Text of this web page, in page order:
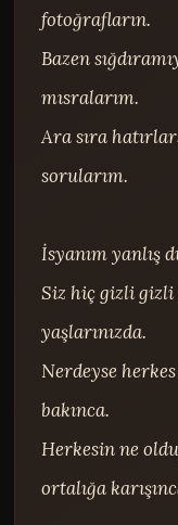
fotoğrafların.
Bazen
mısralarım.
Ara sıra
sorularım.
İsyanım yanlış
Siz hiç gizli gizli
yaşlarınızda.
Nerdeyse
bakınca.
Herkesin ne
ortalığa